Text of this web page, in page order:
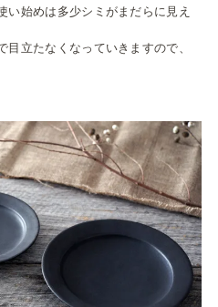
い始めは多少シミがまだらに見え
立たなくなっていきますので、